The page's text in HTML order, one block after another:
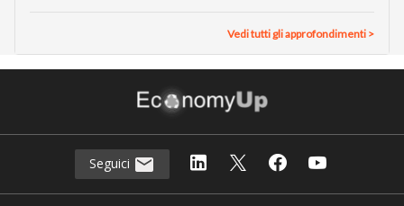
Vedi tutti gli approfondimenti >
Seguici